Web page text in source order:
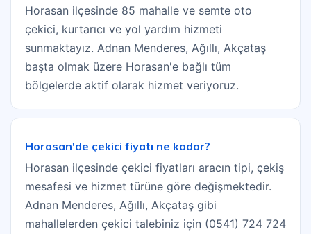
Horasan ilçesinde 85 mahalle ve semte oto
çekici, kurtarıcı ve yol yardım hizmeti
sunmaktayız. Adnan Menderes, Ağıllı, Akçataş
başta olmak üzere Horasan'e bağlı tüm
bölgelerde aktif olarak hizmet veriyoruz.
Horasan'de çekici fiyatı ne kadar?
Horasan ilçesinde çekici fiyatları aracın tipi, çekiş
mesafesi ve hizmet türüne göre değişmektedir.
Adnan Menderes, Ağıllı, Akçataş gibi
mahallelerden çekici talebiniz için (0541) 724 724